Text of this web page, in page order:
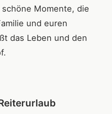
Momente, die
und euren
das Leben und den